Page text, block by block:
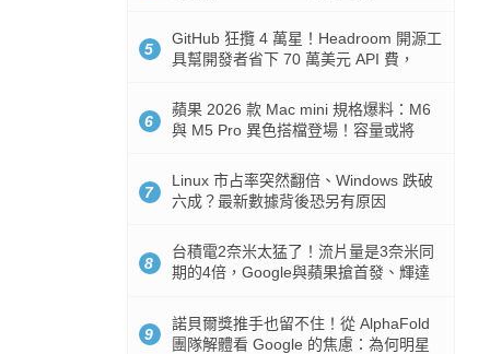
5
GitHub 狂攬 4 萬星！Headroom 開源工
具幫開發者省下 70 萬美元 API 費，
6
蘋果 2026 款 Mac mini 規格爆料：M6
與 M5 Pro 異色搭檔登場！容量或將
7
Linux 市占率突然翻倍、Windows 跌破
六成？最新數據背後恐另有原因
8
台積電2奈米太猛了！流片量是3奈米同
期的4倍，Google與蘋果搶首發、輝達
9
諾貝爾獎推手也留不住！從 AlphaFold
團隊解體看 Google 的焦慮：為何明星